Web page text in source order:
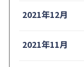
2021年12月
2021年11月